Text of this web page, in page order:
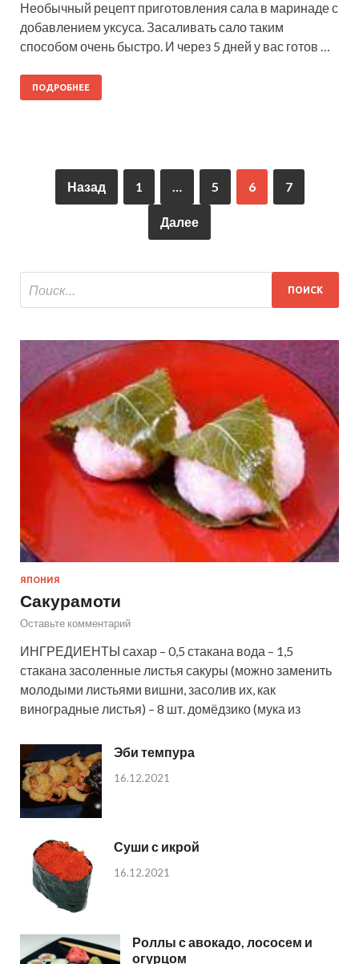
Необычный рецепт приготовления сала в маринаде с
добавлением уксуса. Засаливать сало таким
способом очень быстро. И через 5 дней у вас готов …
ПОДРОБНЕЕ
Назад 1 … 5 6 7
Далее
ЯПОНИЯ
Сакурамоти
Оставьте комментарий
ИНГРЕДИЕНТЫ сахар – 0,5 стакана вода – 1,5
стакана засоленные листья сакуры (можно заменить
молодыми листьями вишни, засолив их, как
виноградные листья) – 8 шт. домёдзико (мука из
Эби темпура
16.12.2021
Суши с икрой
16.12.2021
Роллы с авокадо, лососем и
огурцом